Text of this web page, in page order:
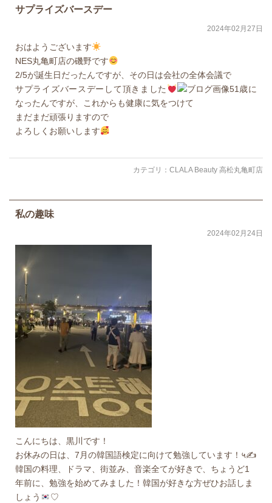
サプライズバースデー
2024年02月27日
おはようございます
NES丸亀町店の磯野です
2/5が誕生日だったんですが、その日は会社の全体会議で
サプライズバースデーして頂きました
51歳に
なったんですが、これからも健康に気をつけて
まだまだ頑張りますので
よろしくお願いします
カテゴリ： CLALA Beauty 高松丸亀町店
私の趣味
2024年02月24日
こんにちは、黒川です！
お休みの日は、7月の韓国語検定に向けて勉強しています！५✍
韓国の料理、ドラマ、街並み、音楽全てが好きで、ちょうど1
年前に、勉強を始めてみました！韓国が好きな方ぜひお話しま
しょう
♡